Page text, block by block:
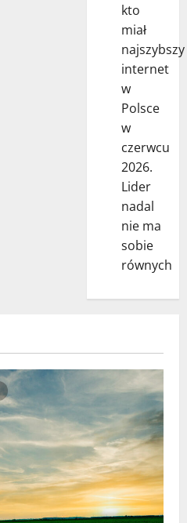
kto
miał
najszybszy
internet
w
Polsce
w
czerwcu
2026.
Lider
nadal
nie ma
sobie
równych